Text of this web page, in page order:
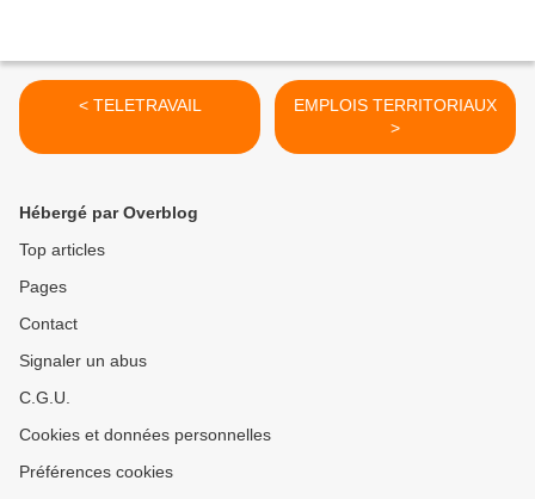
< TELETRAVAIL
EMPLOIS TERRITORIAUX
>
Hébergé par Overblog
Top articles
Pages
Contact
Signaler un abus
C.G.U.
Cookies et données personnelles
Préférences cookies